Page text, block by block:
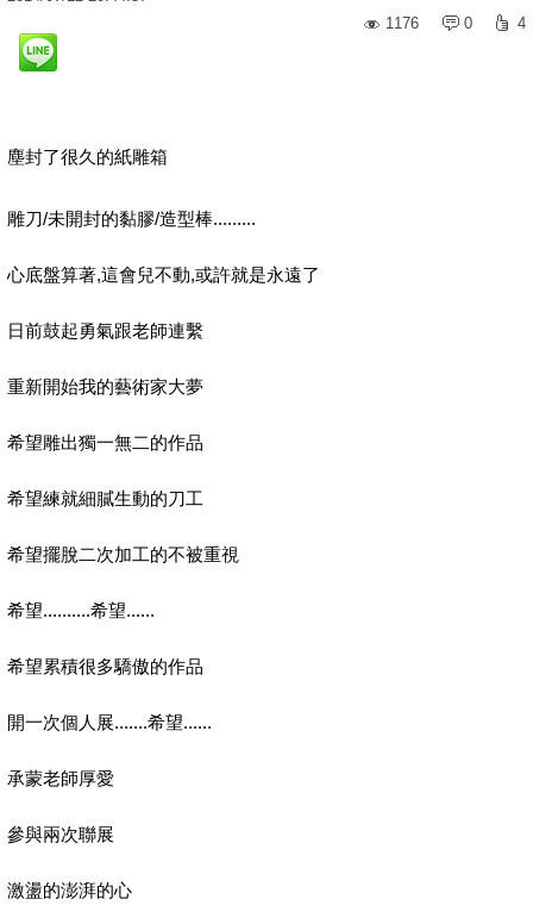
1176
0 4
塵封了很久的紙雕箱
雕刀/未開封的黏膠/造型棒.........
心底盤算著,這會兒不動,或許就是永遠了
日前鼓起勇氣跟老師連繫
重新開始我的藝術家大夢
希望雕出獨一無二的作品
希望練就細膩生動的刀工
希望擺脫二次加工的不被重視
希望..........希望......
希望累積很多驕傲的作品
開一次個人展.......希望......
承蒙老師厚愛
參與兩次聯展
激盪的澎湃的心